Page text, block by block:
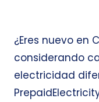
¿Eres nuevo en
considerando
electricidad